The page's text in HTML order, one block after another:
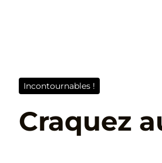
Incontournables !
Craquez